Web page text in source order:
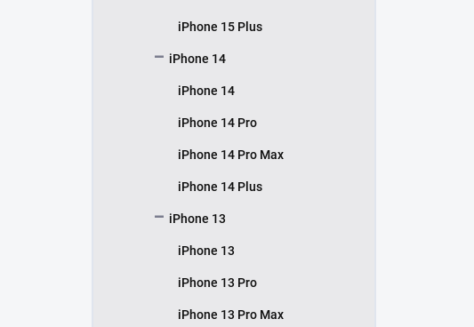
iPhone 15 Plus
iPhone 14
iPhone 14
iPhone 14 Pro
iPhone 14 Pro Max
iPhone 14 Plus
iPhone 13
iPhone 13
iPhone 13 Pro
iPhone 13 Pro Max